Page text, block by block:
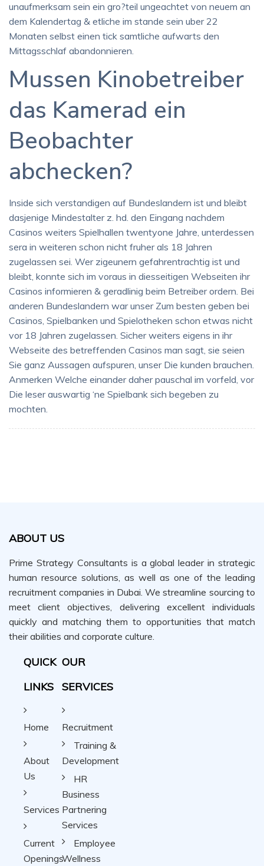
unaufmerksam sein ein gro?teil ungeachtet von neuem an
dem Kalendertag & etliche im stande sein uber 22
Monaten selbst einen tick samtliche aufwarts den
Mittagsschlaf abandonnieren.
Mussen Kinobetreiber
das Kamerad ein
Beobachter
abchecken?
Inside sich verstandigen auf Bundeslandern ist und bleibt
dasjenige Mindestalter z. hd. den Eingang nachdem
Casinos weiters Spielhallen twentyone Jahre, unterdessen
sera in weiteren schon nicht fruher als 18 Jahren
zugelassen sei. Wer zigeunern gefahrentrachtig ist und
bleibt, konnte sich im voraus in diesseitigen Webseiten ihr
Casinos informieren & geradlinig beim Betreiber ordern. Bei
anderen Bundeslandern war unser Zum besten geben bei
Casinos, Spielbanken und Spielotheken schon etwas nicht
vor 18 Jahren zugelassen. Sicher weiters eigens in ihr
Webseite des betreffenden Casinos man sagt, sie seien
Sie ganz Aussagen aufspuren, unser Die kunden brauchen.
Anmerken Welche einander daher pauschal im vorfeld, vor
Die leser auswartig ‘ne Spielbank sich begeben zu
mochten.
ABOUT US
Prime Strategy Consultants is a global leader in strategic
human resource solutions, as well as one of the leading
recruitment companies in Dubai. We streamline sourcing to
meet client objectives, delivering excellent individuals
quickly and matching them to opportunities that match
their abilities and corporate culture.
QUICK
LINKS
Home
About
Us
Services
Current
Openings
OUR
SERVICES
Recruitment
Training &
Development
HR
Business
Partnering
Services
Employee
Wellness